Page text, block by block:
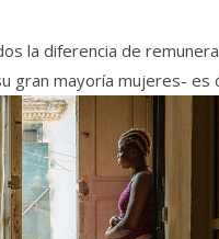
la diferencia de
gran mayoría mujeres- es